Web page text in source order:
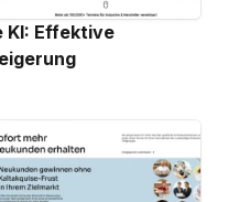
KI: Effektive